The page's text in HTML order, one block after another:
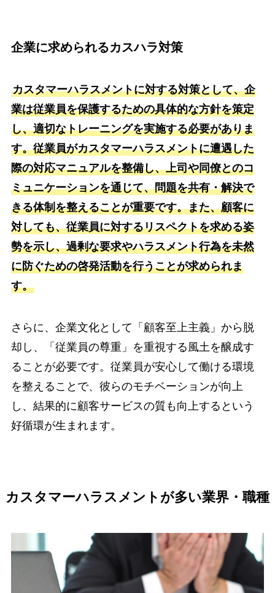
企業に求められるカスハラ対策
カスタマーハラスメントに対する対策として、企
業は従業員を保護するための具体的な方針を策定
し、適切なトレーニングを実施する必要がありま
す。従業員がカスタマーハラスメントに遭遇した
際の対応マニュアルを整備し、上司や同僚とのコ
ミュニケーションを通じて、問題を共有・解決で
きる体制を整えることが重要です。また、顧客に
対しても、従業員に対するリスペクトを求める姿
勢を示し、過剰な要求やハラスメント行為を未然
に防ぐための啓発活動を行うことが求められま
す。
さらに、企業文化として「顧客至上主義」から脱
却し、「従業員の尊重」を重視する風土を醸成す
ることが必要です。従業員が安心して働ける環境
を整えることで、彼らのモチベーションが向上
し、結果的に顧客サービスの質も向上するという
好循環が生まれます。
カスタマーハラスメントが多い業界・職種